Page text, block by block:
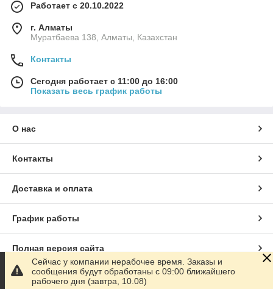
Работает с 20.10.2022
г. Алматы
Муратбаева 138, Алматы, Казахстан
Контакты
Сегодня работает с 11:00 до 16:00
Показать весь график работы
О нас
Контакты
Доставка и оплата
График работы
Полная версия сайта
Сайт создан на маркетплейсеSatu.kz
Сейчас у компании нерабочее время. Заказы и
сообщения будут обработаны с 09:00 ближайшего
рабочего дня (завтра, 10.08)